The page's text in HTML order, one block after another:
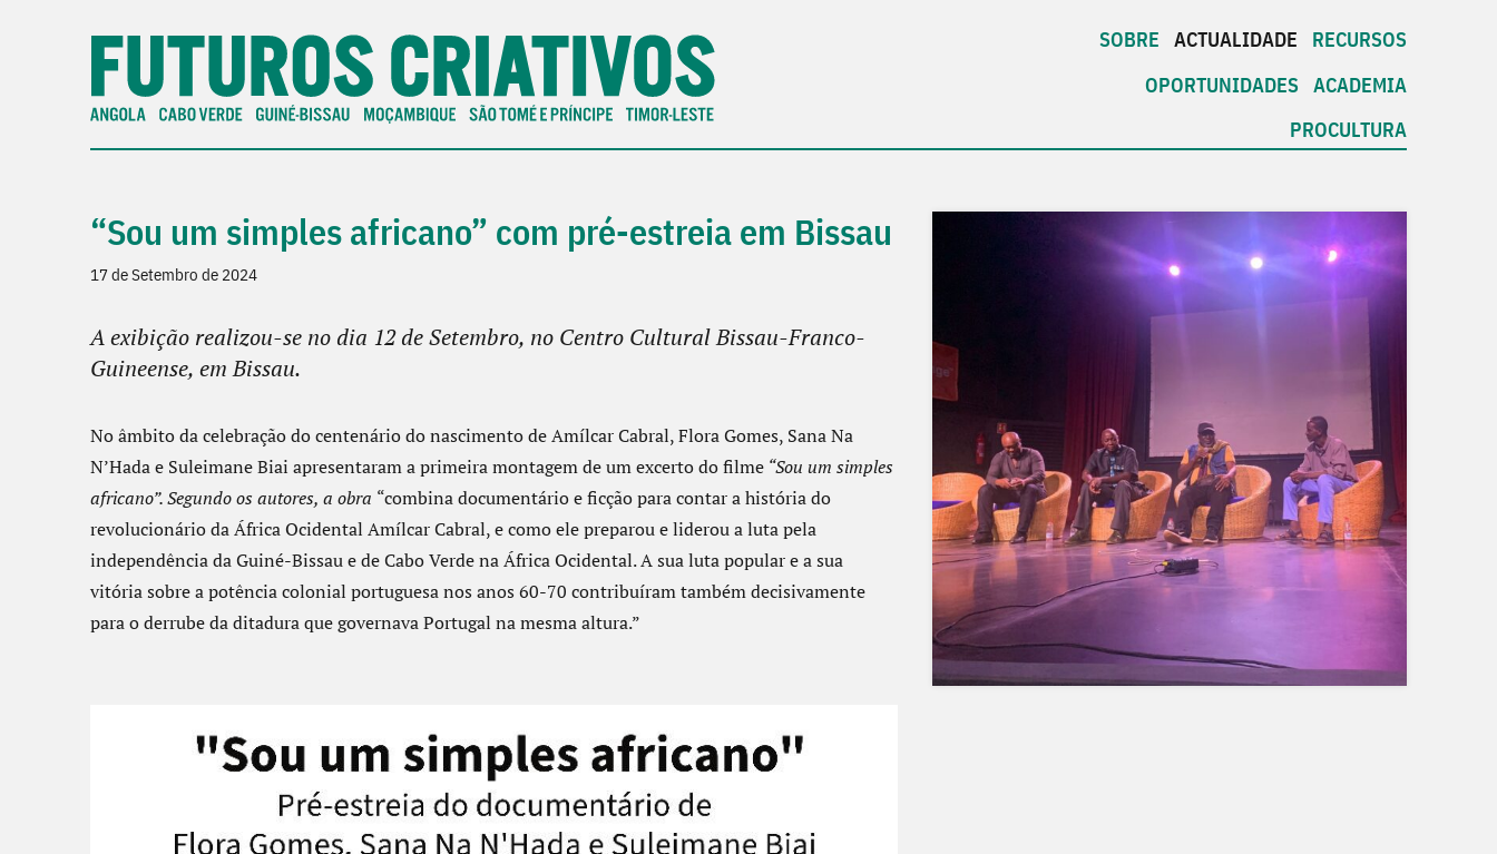
SOBRE ACTUALIDADE
RECURSOS
OPORTUNIDADES
ACADEMIA
PROCULTURA
“Sou um simples africano” com pré-estreia em Bissau
17 de Setembro de 2024
A exibição realizou-se no dia 12 de Setembro, no Centro Cultural Bissau-Franco-
Guineense, em Bissau.
No âmbito da celebração do centenário do nascimento de Amílcar Cabral, Flora Gomes, Sana Na
N’Hada e Suleimane Biai apresentaram a primeira montagem de um excerto do filme“Sou um simples
africano”. Segundo os autores, a obra “combina documentário e ficção para contar a história do
revolucionário da África Ocidental Amílcar Cabral, e como ele preparou e liderou a luta pela
independência da Guiné-Bissau e de Cabo Verde na África Ocidental. A sua luta popular e a sua
vitória sobre a potência colonial portuguesa nos anos 60-70 contribuíram também decisivamente
para o derrube da ditadura que governava Portugal na mesma altura.”